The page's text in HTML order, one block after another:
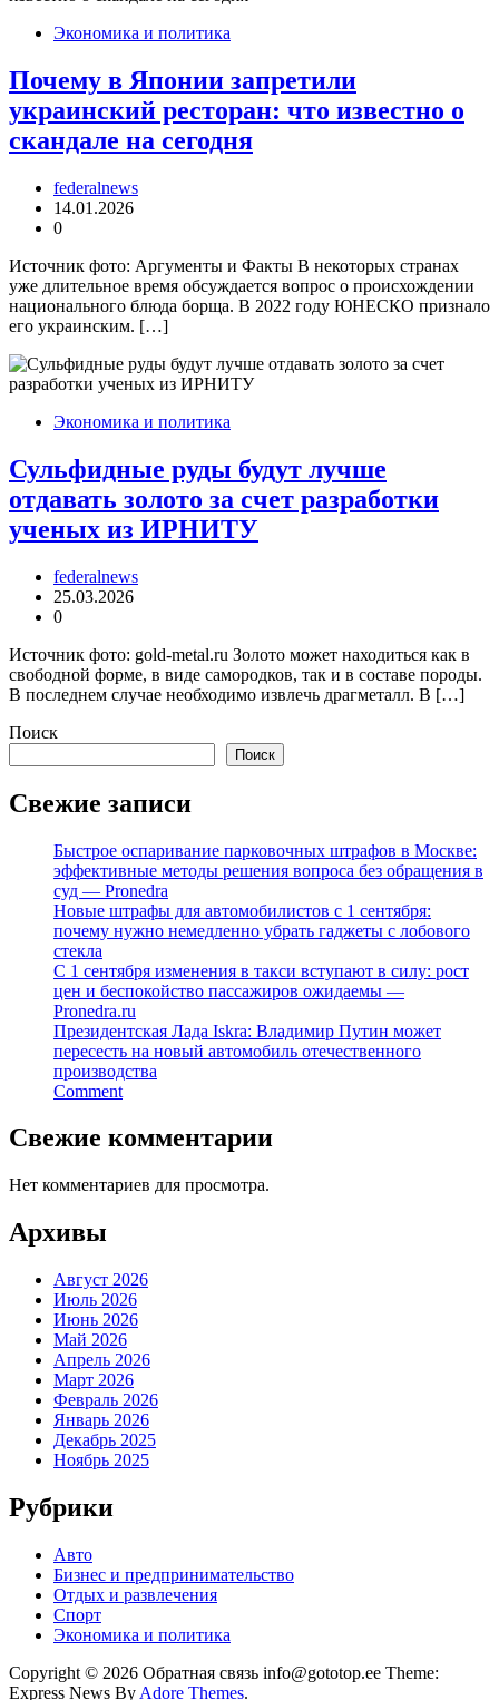
Экономика и политика
Почему в Японии запретили
украинский ресторан: что известно о
скандале на сегодня
federalnews
14.01.2026
0
Источник фото: Аргументы и Факты В некоторых странах
уже длительное время обсуждается вопрос о происхождении
национального блюда борща. В 2022 году ЮНЕСКО признало
его украинским. […]
Экономика и политика
Сульфидные руды будут лучше
отдавать золото за счет разработки
ученых из ИРНИТУ
federalnews
25.03.2026
0
Источник фото: gold-metal.ru Золото может находиться как в
свободной форме, в виде самородков, так и в составе породы.
В последнем случае необходимо извлечь драгметалл. В […]
Поиск
Поиск
Свежие записи
Быстрое оспаривание парковочных штрафов в Москве:
эффективные методы решения вопроса без обращения в
суд — Pronedra
Новые штрафы для автомобилистов с 1 сентября:
почему нужно немедленно убрать гаджеты с лобового
стекла
С 1 сентября изменения в такси вступают в силу: рост
цен и беспокойство пассажиров ожидаемы —
Pronedra.ru
Президентская Лада Iskra: Владимир Путин может
пересесть на новый автомобиль отечественного
производства
Comment
Свежие комментарии
Нет комментариев для просмотра.
Архивы
Август 2026
Июль 2026
Июнь 2026
Май 2026
Апрель 2026
Март 2026
Февраль 2026
Январь 2026
Декабрь 2025
Ноябрь 2025
Рубрики
Авто
Бизнес и предпринимательство
Отдых и развлечения
Спорт
Экономика и политика
Copyright © 2026 Обратная связь info@gototop.ee Theme:
Express News By Adore Themes.